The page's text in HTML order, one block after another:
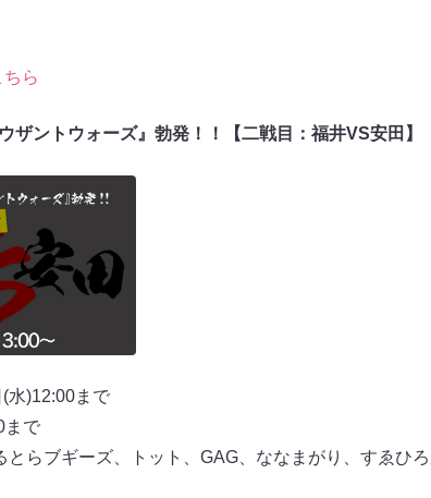
ちら
ザントウォーズ』勃発！！【二戦目：福井VS安田】
水)12:00まで
まで
とらブギーズ、トット、GAG、ななまがり、すゑひ